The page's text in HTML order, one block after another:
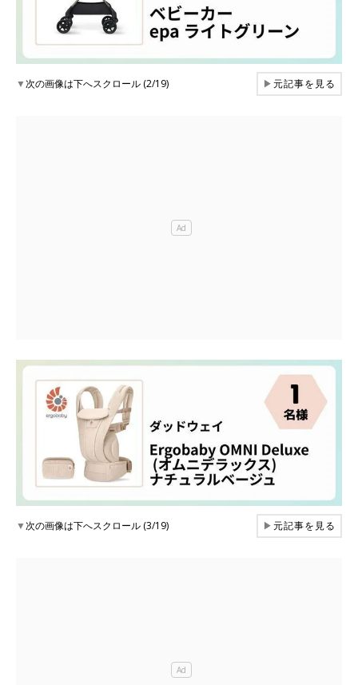
▼次の画像は下へスクロール (2/19) ▶元記事を見る
▼次の画像は下へスクロール (3/19) ▶元記事を見る